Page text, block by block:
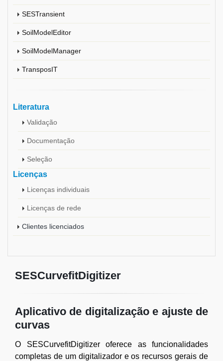
SESTransient
SoilModelEditor
SoilModelManager
TransposIT
Literatura
Validação
Documentação
Seleção
Licenças
Licenças individuais
Licenças de rede
Clientes licenciados
SESCurvefitDigitizer
Aplicativo de digitalização e ajuste de
curvas
O SESCurvefitDigitizer oferece as funcionalidades
completas de um digitalizador e os recursos gerais de